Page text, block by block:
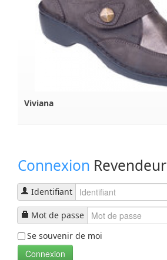
Connexion Revendeur
Identifiant
Mot de passe
Se souvenir de moi
Connexion